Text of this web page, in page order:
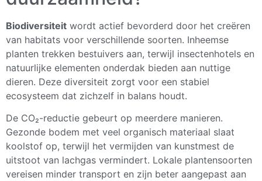
Biodiversiteit wordt actief bevorderd door het creëren
van habitats voor verschillende soorten. Inheemse
planten trekken bestuivers aan, terwijl insectenhotels en
natuurlijke elementen onderdak bieden aan nuttige
dieren. Deze diversiteit zorgt voor een stabiel
ecosysteem dat zichzelf in balans houdt.
De CO₂-reductie gebeurt op meerdere manieren.
Gezonde bodem met veel organisch materiaal slaat
koolstof op, terwijl het vermijden van kunstmest de
uitstoot van lachgas vermindert. Lokale plantensoorten
vereisen minder transport en zijn beter aangepast aan